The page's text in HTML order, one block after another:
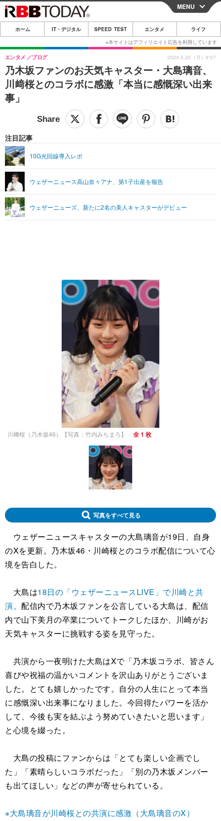
CLOSE
ホーム
IT・デジタル
IT・デジタルTOP スマートフォン
ショッピング その他
SPEED TEST
エンタメ
エンタメTOP 映画・ドラマ
音楽
ペット
リリース一覧
プッシュ通知の停止方法
MENU
ホーム IT・デジタル SPEED TEST エンタメ ライフ
乃木坂ファンのお天気キャスター・大島璃音、
川﨑桜とのコラボに感激「本当に感慨深い出来
事」
エンタメ ブログ
注目記事
10G光回線導入レポ
ウェザーニュース高山奈々アナ、第1子出産を報告
ウェザーニューズ、新たに2名の美人キャスターがデビュー
2024.5.20（月）9:57
川﨑桜（乃木坂46）【写真：竹内みちまろ】 全 1 枚
写真をすべて見る
ウェザーニュースキャスターの大島璃音が19日、自身
のXを更新。乃木坂46・川崎桜とのコラボ配信について心
境を告白した。
大島は18日の「ウェザーニュースLIVE」で川崎と共
演。 配信内で乃木坂ファンを公言している大島は、配信
内で山下美月の卒業についてトークしたほか、川崎がお
天気キャスターに挑戦する姿を見守った。
共演から一夜明けた大島はXで「乃木坂コラボ、皆さん
喜びや祝福の温かいコメントを沢山ありがとうございま
した。とても嬉しかったです。自分の人生にとって本当
に感慨深い出来事になりました。今回得たパワーを活か
して、今後も実を結ぶよう努めていきたいと思います」
と心境を綴った。
大島の投稿にファンからは「とても楽しい企画でし
た」「素晴らしいコラボだった」「別の乃木坂メンバー
も出てほしい」などの声が寄せられている。
※大島璃音が川崎桜との共演に感激（大島璃音のX）